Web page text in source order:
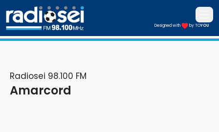
Radiosei 98.100 FM
Apri
Designed with by TOYOU
Amarcord
Radiosei 98.100 FM